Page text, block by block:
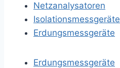
Netzanalysatoren
Isolationsmessgeräte
Erdungsmessgeräte
Erdungsmessgeräte